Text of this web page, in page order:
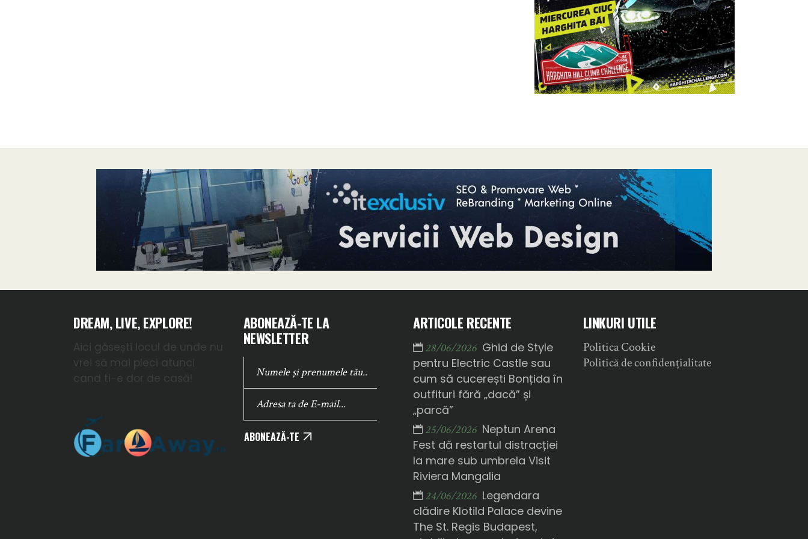
DREAM, LIVE, EXPLORE!
Aici găsești locul de unde nu
vrei să mai pleci atunci
cand ti-e dor de casă!
ABONEAZĂ-TE LA
NEWSLETTER
ABONEAZĂ-TE
ARTICOLE RECENTE
28/06/2026 Ghid de Style
pentru Electric Castle sau
cum să cucerești Bonțida în
outfituri fără „dacă” și
„parcă”
25/06/2026 Neptun Arena
Fest dă restartul distracției
la mare sub umbrela Visit
Riviera Mangalia
24/06/2026 Legendara
clădire Klotild Palace devine
The St. Regis Budapest,
LINKURI UTILE
Politica Cookie
Politică de confidențialitate